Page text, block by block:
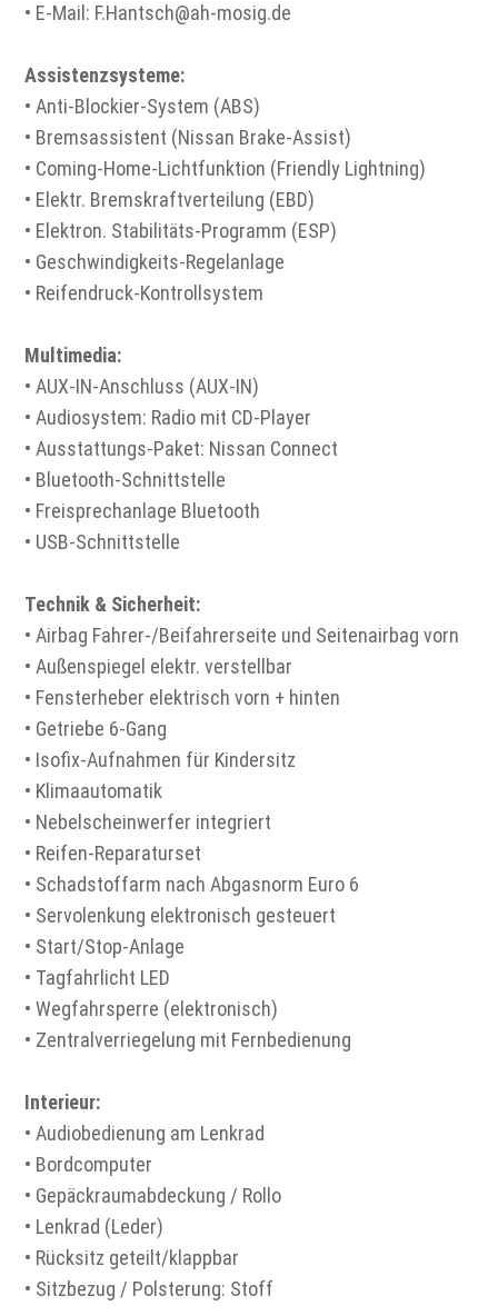
• E-Mail: F.Hantsch@ah-mosig.de
Assistenzsysteme:
• Anti-Blockier-System (ABS)
• Bremsassistent (Nissan Brake-Assist)
• Coming-Home-Lichtfunktion (Friendly Lightning)
• Elektr. Bremskraftverteilung (EBD)
• Elektron. Stabilitäts-Programm (ESP)
• Geschwindigkeits-Regelanlage
• Reifendruck-Kontrollsystem
Multimedia:
• AUX-IN-Anschluss (AUX-IN)
• Audiosystem: Radio mit CD-Player
• Ausstattungs-Paket: Nissan Connect
• Bluetooth-Schnittstelle
• Freisprechanlage Bluetooth
• USB-Schnittstelle
Technik & Sicherheit:
• Airbag Fahrer-/Beifahrerseite und Seitenairbag vorn
• Außenspiegel elektr. verstellbar
• Fensterheber elektrisch vorn + hinten
• Getriebe 6-Gang
• Isofix-Aufnahmen für Kindersitz
• Klimaautomatik
• Nebelscheinwerfer integriert
• Reifen-Reparaturset
• Schadstoffarm nach Abgasnorm Euro 6
• Servolenkung elektronisch gesteuert
• Start/Stop-Anlage
• Tagfahrlicht LED
• Wegfahrsperre (elektronisch)
• Zentralverriegelung mit Fernbedienung
Interieur:
• Audiobedienung am Lenkrad
• Bordcomputer
• Gepäckraumabdeckung / Rollo
• Lenkrad (Leder)
• Rücksitz geteilt/klappbar
• Sitzbezug / Polsterung: Stoff